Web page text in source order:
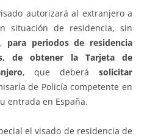
autorizará al extranjero a
situación de residencia, sin
para periodos de residencia
de obtener la Tarjeta de
, que deberásolicitar
de Policía competente en
entrada en España.
el visado de residencia de